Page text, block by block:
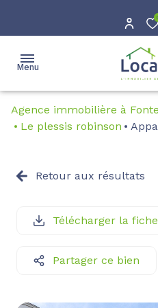
Menu
accueil
courte
gestion
clients
Agence immobilière à
Le plessis robinson
Retour aux résultats
Télécharger la fiche
Partager ce bien